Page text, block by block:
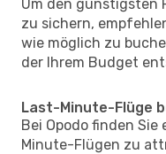
Um den günstigsten
zu sichern,
wie möglich zu
der Ihrem Budget
Last-Minute-Flüge
Bei Opodo finden
Minute-Flügen zu